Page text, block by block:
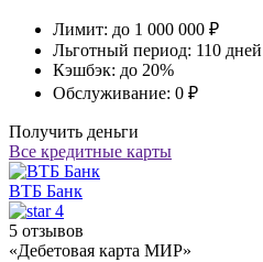
Лимит: до 1 000 000 ₽
Льготный период: 110 дней
Кэшбэк: до 20%
Обслуживание: 0 ₽
Получить деньги
Все кредитные карты
ВТБ Банк
4
5 отзывов
«Дебетовая карта МИР»